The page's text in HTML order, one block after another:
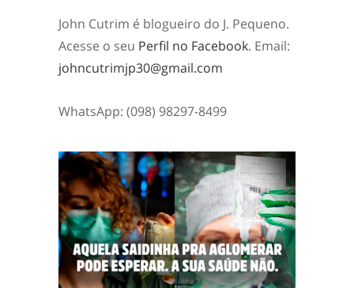
John Cutrim é blogueiro do J. Pequeno.
Acesse o seu Perfil no Facebook. Email:
johncutrimjp30@gmail.com
WhatsApp: (098) 98297-8499